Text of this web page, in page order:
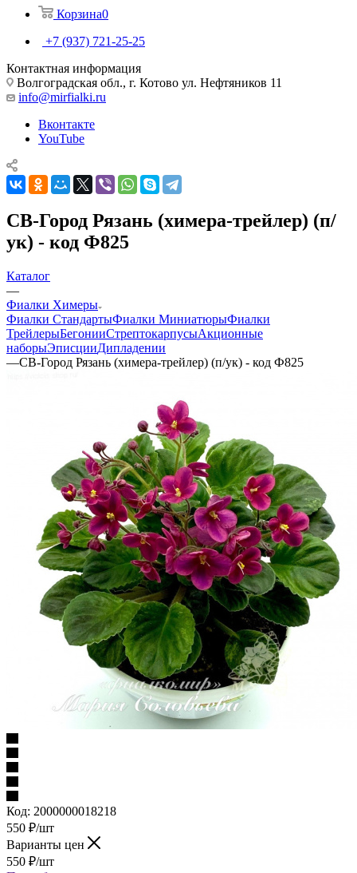
Корзина0
+7 (937) 721-25-25
Контактная информация
Волгоградская обл., г. Котово ул. Нефтяников 11
info@mirfialki.ru
Вконтакте
YouTube
СВ-Город Рязань (химера-трейлер) (п/
ук) - код Ф825
Каталог
—
Фиалки Химеры
Фиалки СтандартыФиалки МиниатюрыФиалки
ТрейлерыБегонииСтрептокарпусыАкционные
наборыЭписцииДипладении
—СВ-Город Рязань (химера-трейлер) (п/ук) - код Ф825
Код: 2000000018218
550 ₽/шт
Варианты цен
550 ₽/шт